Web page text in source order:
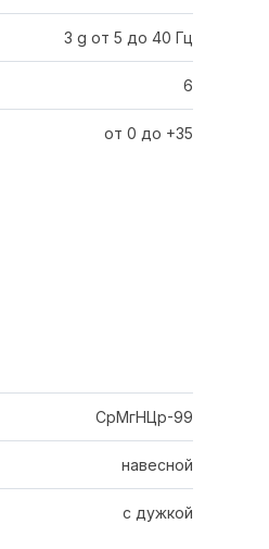
3 g от 5 до 40 Гц
6
от 0 до +35
СрМгНЦр-99
навесной
с дужкой